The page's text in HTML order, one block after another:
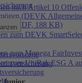
nach Artikel 10
(DEVK
(PDF, 188 KB)
zum DEVK
zum Monega
zum UniRak ESG A